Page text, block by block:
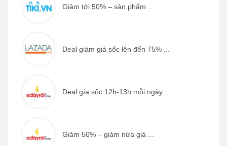
Giảm tới 50% – sản phẩm ...
Deal giảm giá sốc lên đến 75% ...
Deal gía sốc 12h-13h mỗi ngày ...
Giảm 50% – giảm nửa giá ...